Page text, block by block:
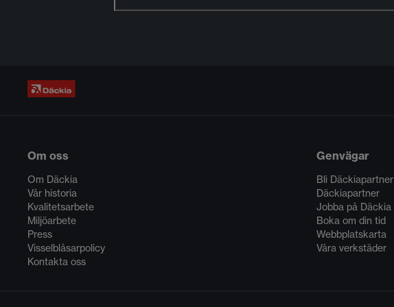
Om oss
Om Däckia
Vår historia
Kvalitetsarbete
Miljöarbete
Press
Visselblåsarpolicy
Kontakta oss
Genvägar
Bli Däckiapartner
Däckiapartner
Jobba på Däckia
Boka om din tid
Webbplatskarta
Våra verkstäder